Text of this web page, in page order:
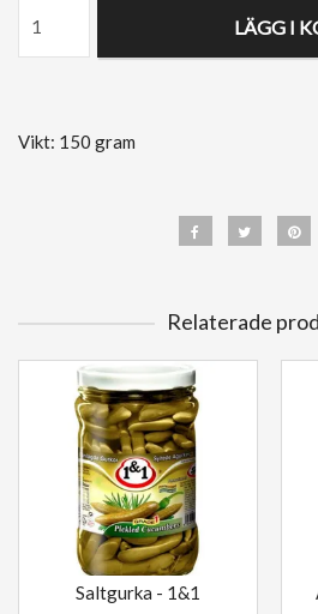
LÄGG I
Vikt: 150 gram
Relaterade
Saltgurka - 1&1